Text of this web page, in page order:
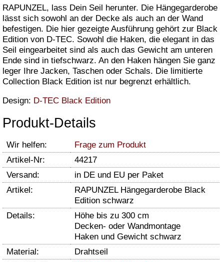
RAPUNZEL, lass Dein Seil herunter. Die Hängegarderobe
lässt sich sowohl an der Decke als auch an der Wand
befestigen. Die hier gezeigte Ausführung gehört zur Black
Edition von D-TEC. Sowohl die Haken, die elegant in das
Seil eingearbeitet sind als auch das Gewicht am unteren
Ende sind in tiefschwarz. An den Haken hängen Sie ganz
leger Ihre Jacken, Taschen oder Schals. Die limitierte
Collection Black Edition ist nur begrenzt erhältlich.
Design: D-TEC Black Edition
Produkt-Details
Wir helfen:
Frage zum Produkt
Artikel-Nr:
44217
Versand:
in DE und EU per Paket
Artikel:
RAPUNZEL Hängegarderobe Black
Edition schwarz
Details:
Höhe bis zu 300 cm
Decken- oder Wandmontage
Haken und Gewicht schwarz
Material:
Drahtseil